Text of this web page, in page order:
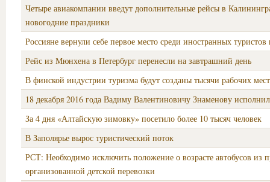
Четыре авиакомпании введут дополнительные рейсы в
новогодние праздники
Россияне вернули себе первое место среди иностранных
Рейс из Мюнхена в Петербург перенесли на завтрашний день
В финской индустрии туризма будут созданы тысячи рабочих мест
18 декабря 2016 года Вадиму Валентиновичу Знаменову
За 4 дня «Алтайскую зимовку» посетило более 10 тысяч человек
В Заполярье вырос туристический поток
РСТ: Необходимо исключить положение о возрасте автобусов из
организованной детской перевозки